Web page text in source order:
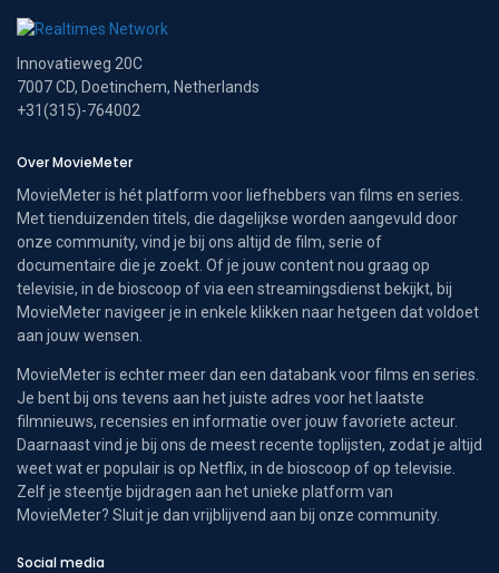
Innovatieweg 20C
7007 CD, Doetinchem, Netherlands
+31(315)-764002
Over MovieMeter
MovieMeter is hét platform voor liefhebbers van films en series.
Met tienduizenden titels, die dagelijkse worden aangevuld door
onze community, vind je bij ons altijd de film, serie of
documentaire die je zoekt. Of je jouw content nou graag op
televisie, in de bioscoop of via een streamingsdienst bekijkt, bij
MovieMeter navigeer je in enkele klikken naar hetgeen dat voldoet
aan jouw wensen.
MovieMeter is echter meer dan een databank voor films en series.
Je bent bij ons tevens aan het juiste adres voor het laatste
filmnieuws, recensies en informatie over jouw favoriete acteur.
Daarnaast vind je bij ons de meest recente toplijsten, zodat je altijd
weet wat er populair is op Netflix, in de bioscoop of op televisie.
Zelf je steentje bijdragen aan het unieke platform van
MovieMeter? Sluit je dan vrijblijvend aan bij onze community.
Social media